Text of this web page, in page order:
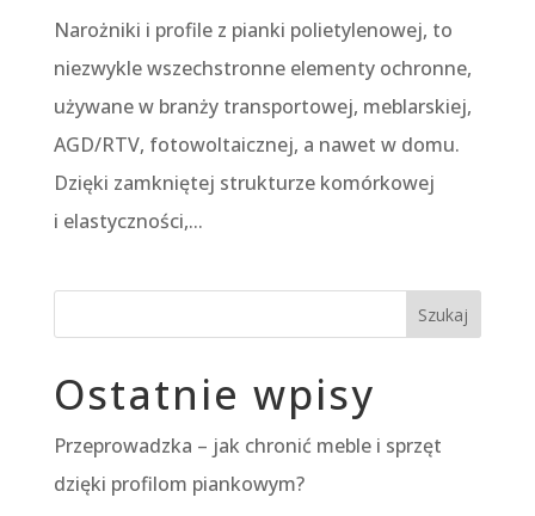
Narożniki i profile z pianki polietylenowej, to
niezwykle wszechstronne elementy ochronne,
używane w branży transportowej, meblarskiej,
AGD/RTV, fotowoltaicznej, a nawet w domu.
Dzięki zamkniętej strukturze komórkowej
i elastyczności,...
Szukaj
Ostatnie wpisy
Przeprowadzka – jak chronić meble i sprzęt
dzięki profilom piankowym?